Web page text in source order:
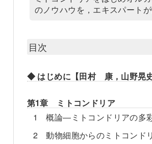
のノウハウを，エキスパート
目次
◆ はじめに【田村 康，山野晃史
第1章 ミトコンドリア
1 概論―ミトコンドリアの多彩
2 動物細胞からのミトコンド